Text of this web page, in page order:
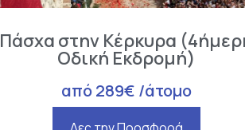
Πάσχα στην Κέρκυρα
Οδική Εκδρομή)
από 289€ /άτομο